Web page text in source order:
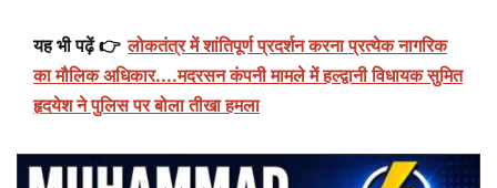
यह भी पढ़ें 👉 लोकतंत्र में शांतिपूर्ण प्रदर्शन करना प्रत्येक नागरिक
का मौलिक अधिकार....मदरसन कंपनी मामले में हल्द्वानी विधायक सुमित
हृदयेश ने पुलिस पर बोला तीखा हमला